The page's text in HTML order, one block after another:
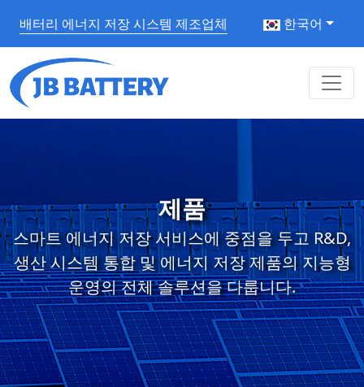
배터리 에너지 저장 시스템 제조업체 한국어
제품
스마트 에너지 저장 서비스에 중점을 두고 R&D,
생산 시스템 통합 및 에너지 저장 제품의 지능형
운영의 전체 솔루션을 다룹니다.